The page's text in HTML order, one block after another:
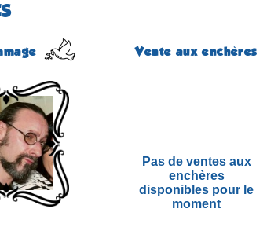
Vente aux enchères
Pas de ventes aux
enchères
disponibles pour le
moment